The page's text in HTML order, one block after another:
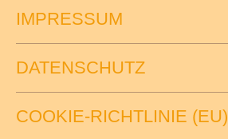
IMPRESSUM
DATENSCHUTZ
COOKIE-RICHTLINIE (EU)